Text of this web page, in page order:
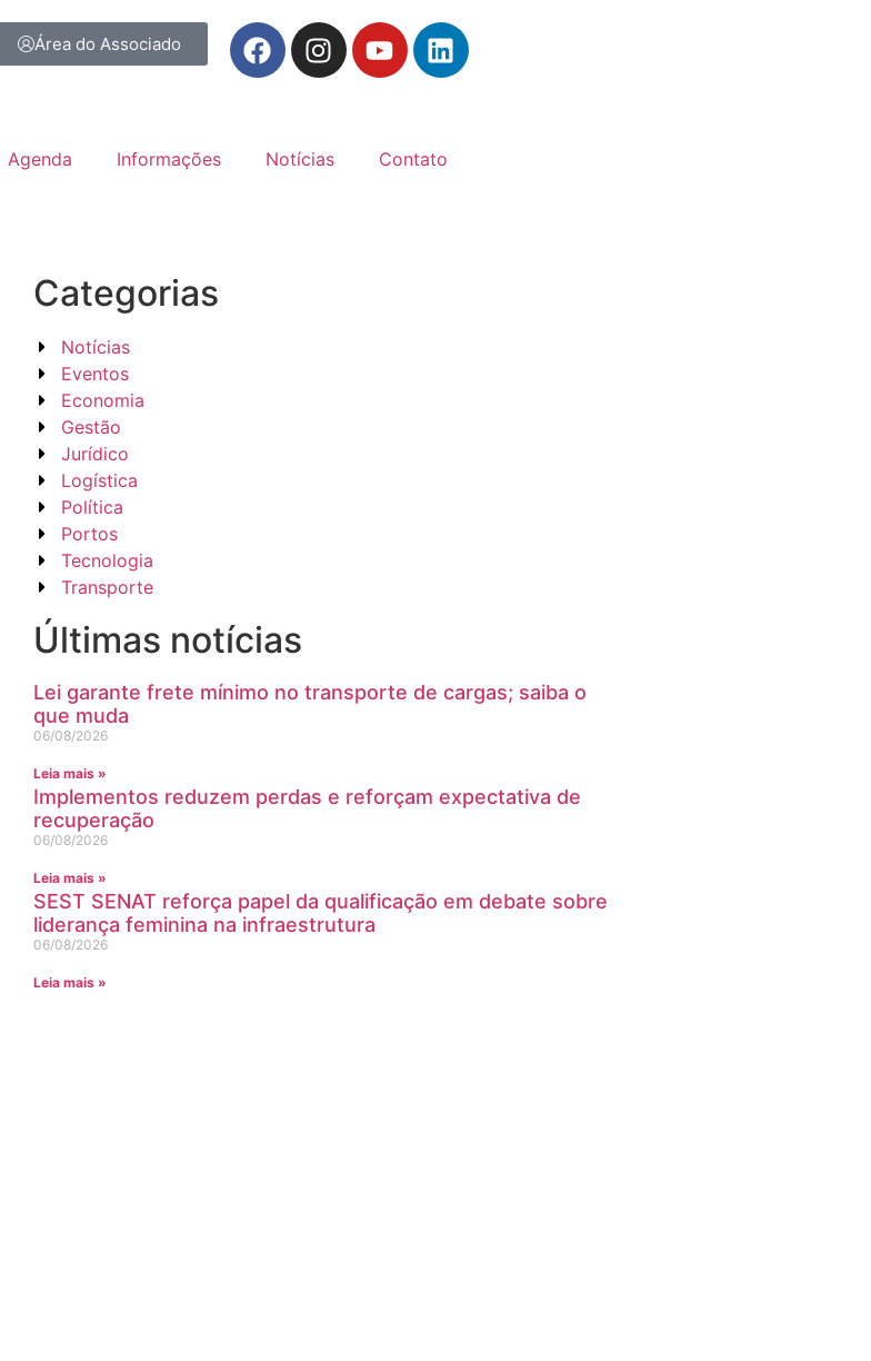
Área do Associado
Agenda Informações Notícias Contato
Categorias
Notícias
Eventos
Economia
Gestão
Jurídico
Logística
Política
Portos
Tecnologia
Transporte
Últimas notícias
Lei garante frete mínimo no transporte de cargas; saiba o
que muda
06/08/2026
Leia mais »
Implementos reduzem perdas e reforçam expectativa de
recuperação
06/08/2026
Leia mais »
SEST SENAT reforça papel da qualificação em debate sobre
liderança feminina na infraestrutura
06/08/2026
Leia mais »